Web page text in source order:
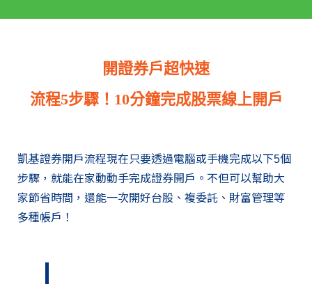
開證券戶超快速
流程5步驟！10分鐘完成股票線上開戶
凱基證券開戶流程現在只要透過電腦或手機完成以下5個
步驟，就能在家動動手完成證券開戶。不但可以幫助大
家節省時間，還能一次開好台股、複委託、財富管理等
多種帳戶！